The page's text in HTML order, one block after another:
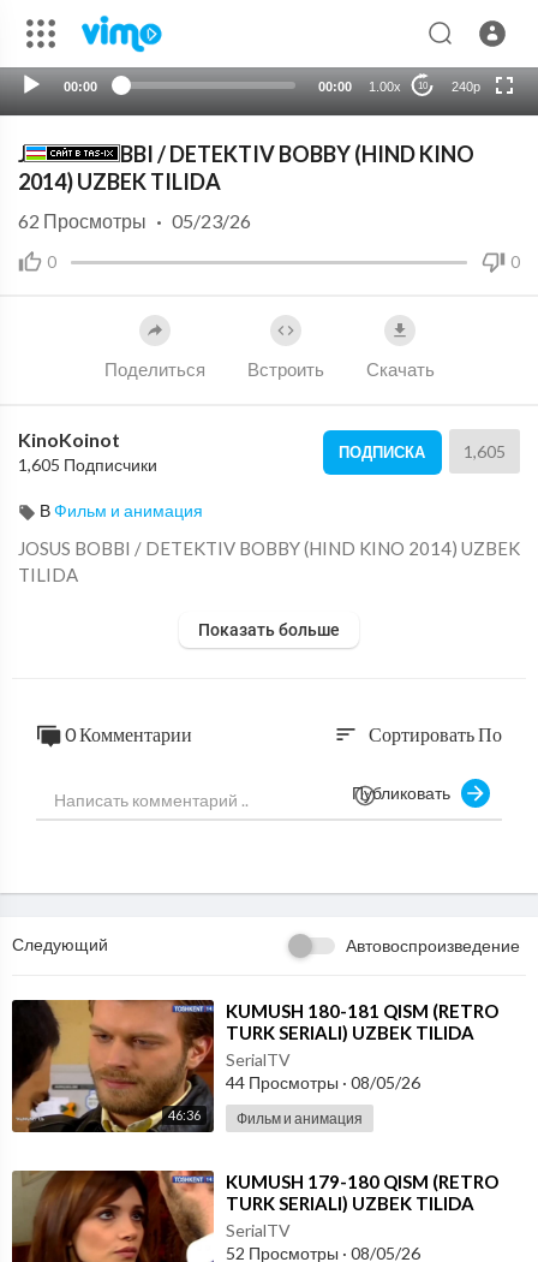
00:00 00:00 1.00x 10 240p
HD
JOSUS BOBBI / DETEKTIV BOBBY (HIND KINO
2014) UZBEK TILIDA
0 0
62 Просмотры · 05/23/26
Поделиться Встроить Скачать
KinoKoinot
1,605 Подписчики
ПОДПИСКА 1,605
ВФильм и анимация
⁣JOSUS BOBBI / DETEKTIV BOBBY (HIND KINO 2014) UZBEK
TILIDA
Показать больше
0 Комментарии sort Сортировать По
Публиковать
Следующий Автовоспроизведение
46:36
⁣KUMUSH 180-181 QISM (RETRO
TURK SERIALI) UZBEK TILIDA
SerialTV
44 Просмотры · 08/05/26
Фильм и анимация
⁣KUMUSH 179-180 QISM (RETRO
TURK SERIALI) UZBEK TILIDA
SerialTV
52 Просмотры · 08/05/26